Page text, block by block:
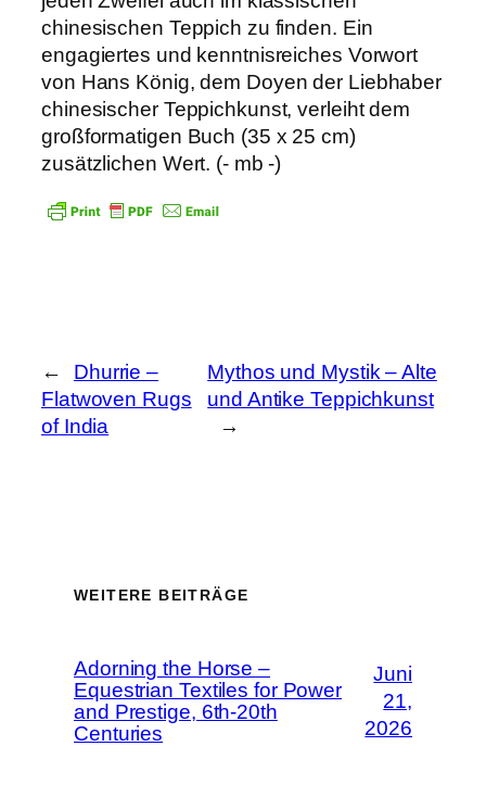
chinesischen Teppich zu finden. Ein
engagiertes und kenntnisreiches Vorwort
von Hans König, dem Doyen der Liebhaber
chinesischer Teppichkunst, verleiht dem
großformatigen Buch (35 x 25 cm)
zusätzlichen Wert. (- mb -)
←
Dhurrie –
Flatwoven Rugs
of India
Mythos und Mystik – Alte
und Antike Teppichkunst
→
WEITERE BEITRÄGE
Adorning the Horse –
Equestrian Textiles for Power
and Prestige, 6th-20th
Centuries
Juni
21,
2026